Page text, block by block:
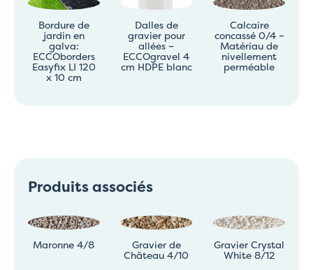
Bordure de
jardin en
galva:
ECCOborders
Easyfix LI 120
x 10 cm
Dalles de
gravier pour
allées –
ECCOgravel 4
cm HDPE blanc
Calcaire
concassé 0/4 –
Matériau de
nivellement
perméable
Produits associés
Maronne 4/8 Gravier de
Château 4/10
Gravier Crystal
White 8/12